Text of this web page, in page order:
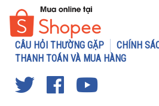
CÂU HỎI THƯỜNG GẶP
CHÍNH
THANH TOÁN VÀ MUA HÀNG